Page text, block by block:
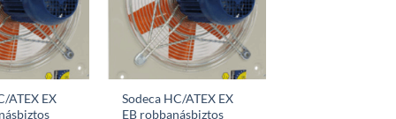
ATEX EX
Sodeca HC/ATEX EX
EB robbanásbiztos